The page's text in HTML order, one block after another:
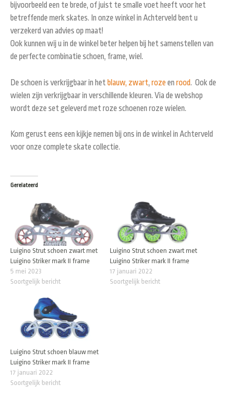
bijvoorbeeld een te brede, of juist te smalle voet heeft voor het
betreffende merk skates. In onze winkel in Achterveld bent u
verzekerd van advies op maat!
Ook kunnen wij u in de winkel beter helpen bij het samenstellen van
de perfecte combinatie schoen, frame, wiel.
De schoen is verkrijgbaar in hetblauw, zwart, rozeen rood. Ook de
wielen zijn verkrijgbaar in verschillende kleuren. Via de webshop
wordt deze set geleverd met roze schoenen roze wielen.
Kom gerust eens een kijkje nemen bij ons in de winkel in Achterveld
voor onze complete skate collectie.
Gerelateerd
Luigino Strut schoen zwart met
Luigino Striker mark II frame
5 mei 2023
Soortgelijk bericht
Luigino Strut schoen zwart met
Luigino Striker mark II frame
17 januari 2022
Soortgelijk bericht
Luigino Strut schoen blauw met
Luigino Striker mark II frame
17 januari 2022
Soortgelijk bericht